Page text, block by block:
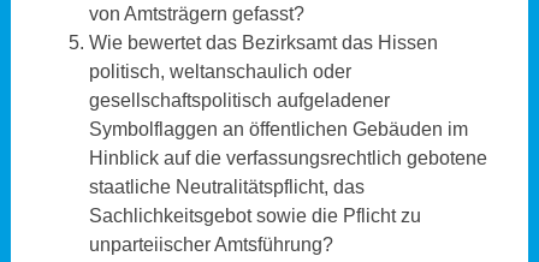
von Amtsträgern gefasst?
Wie bewertet das Bezirksamt das Hissen
politisch, weltanschaulich oder
gesellschaftspolitisch aufgeladener
Symbolflaggen an öffentlichen Gebäuden im
Hinblick auf die verfassungsrechtlich gebotene
staatliche Neutralitätspflicht, das
Sachlichkeitsgebot sowie die Pflicht zu
unparteiischer Amtsführung?